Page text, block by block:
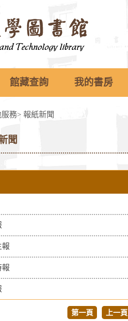
館藏查詢 我的書房
服務> 報紙新聞
聞
報
報
第一頁 上一頁